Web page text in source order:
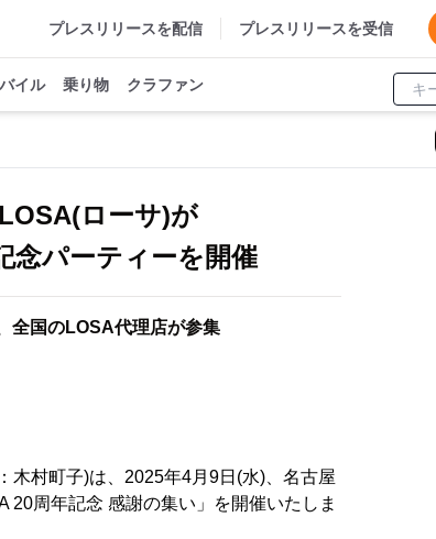
プレスリリースを配信 プレスリリースを受信
イル 乗り物 クラファン
ローサ)が
念パーティーを開催
全国のLOSA代理店が参集
木村町子)は、2025年4月9日(水)、名古屋
20周年記念 感謝の集い」を開催いたしま